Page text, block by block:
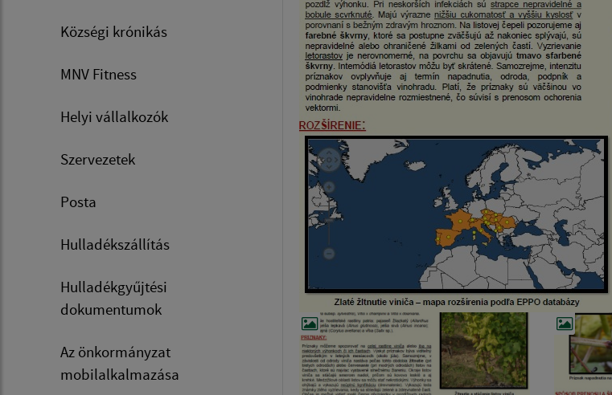
Községi krónikás
MNV Fitness
Helyi vállalkozók
Szervezetek
Posta
Hulladékszállítás
Hulladékgyűjtési
dokumentumok
Az önkormányzat
mobilalkalmazása